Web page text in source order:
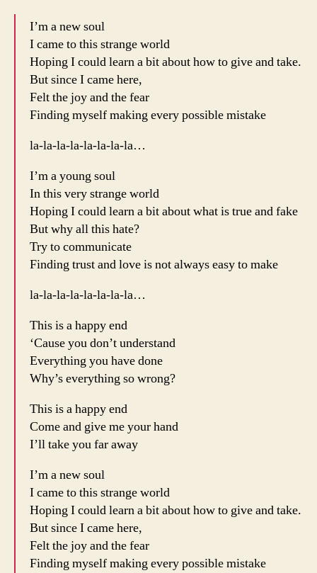
I’m a new soul
I came to this strange world
Hoping I could learn a bit about how to give and take.
But since I came here,
Felt the joy and the fear
Finding myself making every possible mistake
la-la-la-la-la-la-la-la…
I’m a young soul
In this very strange world
Hoping I could learn a bit about what is true and fake
But why all this hate?
Try to communicate
Finding trust and love is not always easy to make
la-la-la-la-la-la-la-la…
This is a happy end
‘Cause you don’t understand
Everything you have done
Why’s everything so wrong?
This is a happy end
Come and give me your hand
I’ll take you far away
I’m a new soul
I came to this strange world
Hoping I could learn a bit about how to give and take.
But since I came here,
Felt the joy and the fear
Finding myself making every possible mistake